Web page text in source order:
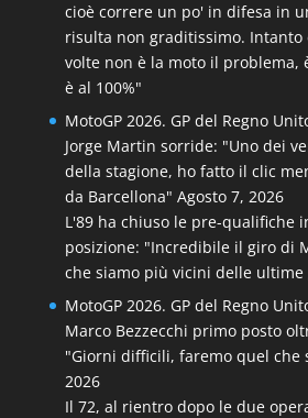
cioè correre un po' in difesa in
risulta non graditissimo. Intanto
volte non è la moto il problema,
è al 100%"
MotoGP 2026. GP del Regno
Jorge Martin sorride: "Uno dei
della stagione, ho fatto il clic
da Barcellona" Agosto 7, 2026
L'89 ha chiuso le pre-qualifiche
posizione: "Incredibile il giro di
che siamo più vicini delle ultime
MotoGP 2026. GP del Regno
Marco Bezzecchi primo posto
"Giorni difficili, faremo quel che
2026
Il 72, al rientro dopo le due